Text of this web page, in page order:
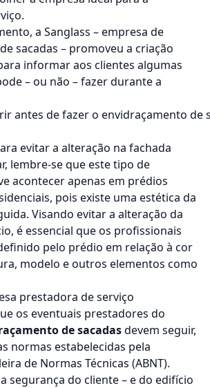
a Sanglass –empresa de
sacadas – promoveu a criação
informar aos clientes algumas
– ou não – fazer durante a
antes de fazer o envidraçamento de
evitar a alteração na fachada
lembre-se que este tipo de
acontecer apenas em prédios
pois existe uma estética da
Visando evitar a alteração da
é essencial que os profissionais
pelo prédio em relação à cor
modelo e outros elementos como
prestadora de serviço
os eventuais prestadores do
de sacadasdevem seguir,
normas estabelecidas pela
de Normas Técnicas (ABNT).
segurança do cliente – e do edifício